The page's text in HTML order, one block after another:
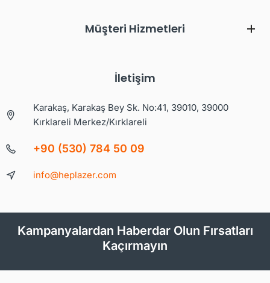
Müşteri Hizmetleri
İletişim
Karakaş, Karakaş Bey Sk. No:41, 39010, 39000
Kırklareli Merkez/Kırklareli
+90 (530) 784 50 09
info@heplazer.com
Kampanyalardan Haberdar Olun Fırsatları
Kaçırmayın